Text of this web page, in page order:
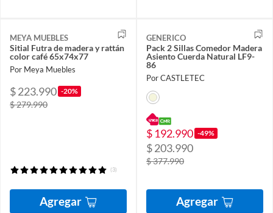
MEYA MUEBLES
Sitial Futra de madera y rattán
color café 65x74x77
Por Meya Muebles
$ 223.990 -20%
$ 279.990
(3)
Agregar
GENERICO
Pack 2 Sillas Comedor Madera
Asiento Cuerda Natural LF9-
86
Por CASTLETEC
$ 192.990 -49%
$ 203.990
$ 377.990
Agregar